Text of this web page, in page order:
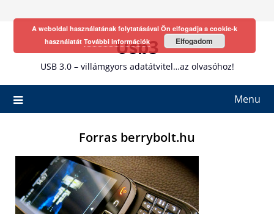
Usb3
USB 3.0 – villámgyors adatátvitel…az olvasóhoz!
Menu
Forras berrybolt.hu
A weboldal használatának folytatásával Ön elfogadja a cookie-k
használatát További információk Elfogadom